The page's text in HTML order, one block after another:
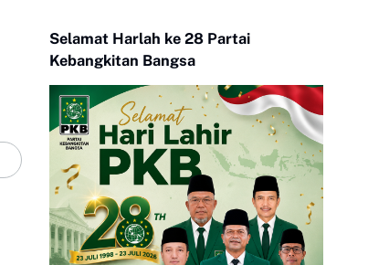
Selamat Harlah ke 28 Partai
Kebangkitan Bangsa